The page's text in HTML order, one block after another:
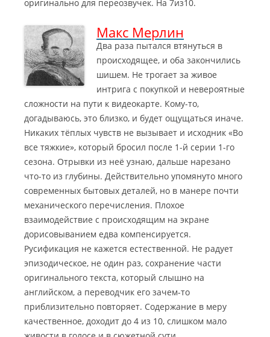
оригинально для переозвучек. На 7из10.
Макс Мерлин
Два раза пытался втянуться в
происходящее, и оба закончились
шишем. Не трогает за живое
интрига с покупкой и невероятные
сложности на пути к видеокарте. Кому-то,
догадываюсь, это близко, и будет ощущаться иначе.
Никаких тёплых чувств не вызывает и исходник «Во
все тяжкие», который бросил после 1-й серии 1-го
сезона. Отрывки из неё узнаю, дальше нарезано
что-то из глубины. Действительно упомянуто много
современных бытовых деталей, но в манере почти
механического перечисления. Плохое
взаимодействие с происходящим на экране
дорисовыванием едва компенсируется.
Русификация не кажется естественной. Не радует
эпизодическое, не один раз, сохранение части
оригинального текста, который слышно на
английском, а переводчик его зачем-то
приблизительно повторяет. Содержание в меру
качественное, доходит до 4 из 10, слишком мало